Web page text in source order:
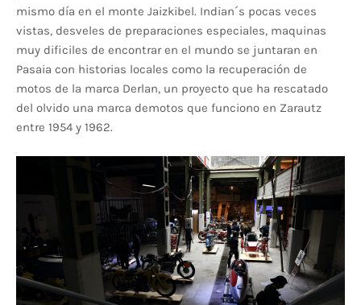
mismo día en el monte Jaizkibel. Indian´s pocas veces
vistas, desveles de preparaciones especiales, maquinas
muy dificiles de encontrar en el mundo se juntaran en
Pasaia con historias locales como la recuperación de
motos de la marca Derlan, un proyecto que ha rescatado
del olvido una marca demotos que funciono en Zarautz
entre 1954 y 1962.